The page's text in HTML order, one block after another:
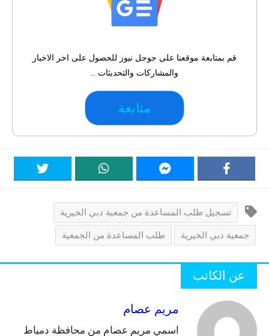
قم بمتابعة موقعنا على جوجل نيوز للحصول على اخر الاخبار
والمشاركات والتحديثات ..
متابعة
تسجيل طلب المساعدة من جمعية دبي الخيرية
جمعية دبي الخيرية طلب المساعدة من الجمعية
عن الكاتب
مريم عصام
اسمي مريم عصام من محافظة دمياط